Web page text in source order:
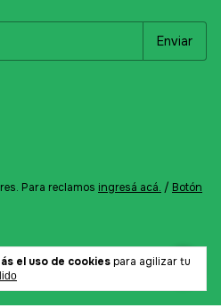
el uso de cookiespara agilizar tu
Para reclamos ingresá acá. / Botón
- 2026. Todos los derechos